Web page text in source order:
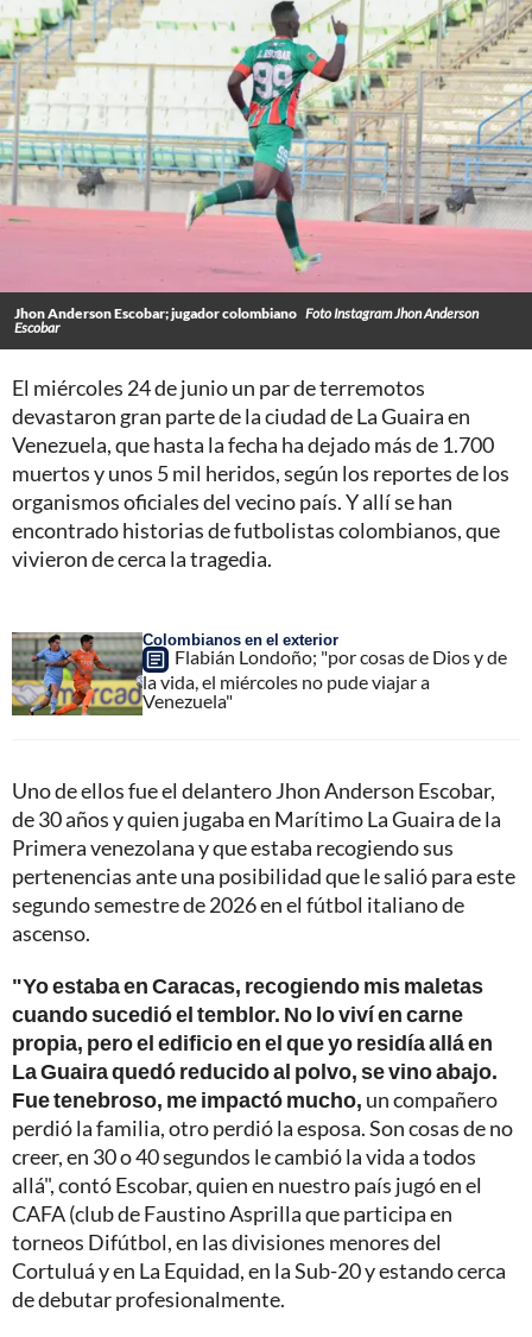
Jhon Anderson Escobar; jugador colombiano Foto Instagram Jhon Anderson
Escobar
El miércoles 24 de junio un par de terremotos
devastaron gran parte de la ciudad de La Guaira en
Venezuela, que hasta la fecha ha dejado más de 1.700
muertos y unos 5 mil heridos, según los reportes de los
organismos oficiales del vecino país. Y allí se han
encontrado historias de futbolistas colombianos, que
vivieron de cerca la tragedia.
Colombianos en el exterior
Flabián Londoño; "por cosas de Dios y de
la vida, el miércoles no pude viajar a
Venezuela"
Uno de ellos fue el delantero Jhon Anderson Escobar,
de 30 años y quien jugaba en Marítimo La Guaira de la
Primera venezolana y que estaba recogiendo sus
pertenencias ante una posibilidad que le salió para este
segundo semestre de 2026 en el fútbol italiano de
ascenso.
"Yo estaba en Caracas, recogiendo mis maletas
cuando sucedió el temblor. No lo viví en carne
propia, pero el edificio en el que yo residía allá en
La Guaira quedó reducido al polvo, se vino abajo.
Fue tenebroso, me impactó mucho, un compañero
perdió la familia, otro perdió la esposa. Son cosas de no
creer, en 30 o 40 segundos le cambió la vida a todos
allá", contó Escobar, quien en nuestro país jugó en el
CAFA (club de Faustino Asprilla que participa en
torneos Difútbol, en las divisiones menores del
Cortuluá y en La Equidad, en la Sub-20 y estando cerca
de debutar profesionalmente.